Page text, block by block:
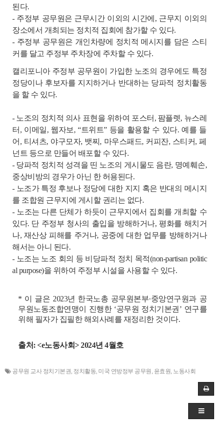
된다.
- 주정부 공무원은 근무시간 이외의 시간에, 근무지 이외의
장소에서 개최되는 정치적 집회에 참가할 수 있다.
- 주정부 공무원은 개인차량에 정치적 메시지를 담은 스티
커를 달고 주정부 주차장에 주차할 수 있다.
캘리포니아 주정부 공무원이 가입한 노조의 경우에도 특정
정당이나 후보자를 지지하거나 반대하는 당파적 정치활동
을 할 수 있다.
- 노조의 정치적 의사 표현을 위하여 포스터, 팜플렛, 뉴스레
터, 이메일, 웹자보, “트위트” 등을 활용할 수 있다. 예를 들
어, 티셔츠, 야구모자, 뱃찌, 마우스패드, 커피잔, 스티커, 페
넌트 등으로 만들어 배포할 수 있다.
- 당파적 정치적 성격을 띤 노조의 게시물도 음란, 명예훼손,
중상비방의 경우가 아닌 한 허용된다.
- 노조가 특정 후보나 정당에 대한 지지 혹은 반대의 메시지
를 조합원 근무지에 게시할 권리는 없다.
- 노조는 다른 단체가 하듯이 근무지에서 집회를 개최할 수
있다. 단 주정부 청사의 출입을 방해하거나, 평화를 해치거
나, 재산상 피해를 주거나, 공중에 대한 업무를 방해하거나
해서는 아니 된다.
- 노조는 노조 회의 등 비당파적 정치 목적(non-partisan politic
al purpose)을 위하여 주정부 시설을 사용할 수 있다.
* 이 글은 2023년 한국노총 공무원본부·중앙연구원과 공
무원노동조합연맹이 진행한 ‘공무원 정치기본권’ 연구를
위해 필자가 집필한 해외사례를 재정리한 것이다.
출처: <e노동사회> 2024년 4월호
공무원 교사 정치기본권, 정치활동, 미국 연방정부 공무원 , 윤효원, 노동사회